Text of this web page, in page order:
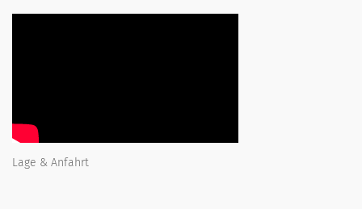
Lage & Anfahrt